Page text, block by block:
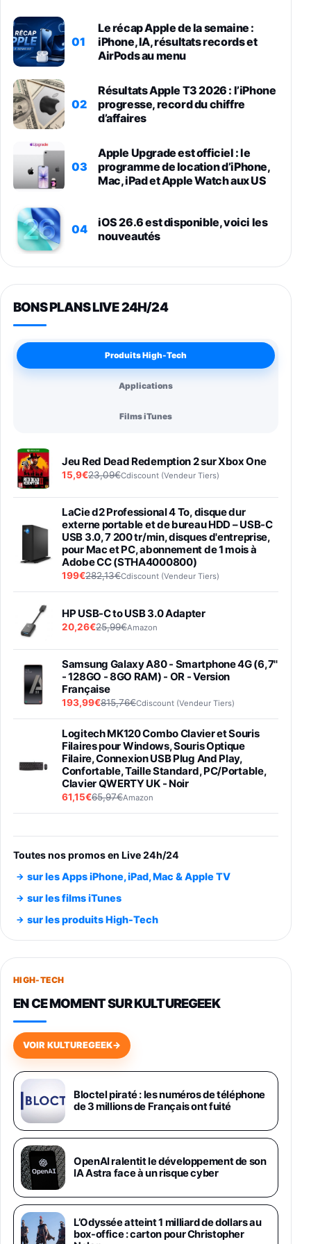
01
Le récap Apple de la semaine :
iPhone, IA, résultats records et
AirPods au menu
02
Résultats Apple T3 2026 : l’iPhone
progresse, record du chiffre
d’affaires
03
Apple Upgrade est officiel : le
programme de location d’iPhone,
Mac, iPad et Apple Watch aux US
04
iOS 26.6 est disponible, voici les
nouveautés
BONS PLANS LIVE 24H/24
Produits High-Tech
Applications
Films iTunes
Jeu Red Dead Redemption 2 sur Xbox One
15,9€23,09€Cdiscount (Vendeur Tiers)
LaCie d2 Professional 4 To, disque dur
externe portable et de bureau HDD – USB-C
USB 3.0, 7 200 tr/min, disques d'entreprise,
pour Mac et PC, abonnement de 1 mois à
Adobe CC (STHA4000800)
199€282,13€Cdiscount (Vendeur Tiers)
HP USB-C to USB 3.0 Adapter
20,26€25,99€Amazon
Samsung Galaxy A80 - Smartphone 4G (6,7''
- 128GO - 8GO RAM) - OR - Version
Française
193,99€815,76€Cdiscount (Vendeur Tiers)
Logitech MK120 Combo Clavier et Souris
Filaires pour Windows, Souris Optique
Filaire, Connexion USB Plug And Play,
Confortable, Taille Standard, PC/Portable,
Clavier QWERTY UK - Noir
61,15€65,97€Amazon
entraénement direct 3 vitesses (33-45-78
trs/min) avec pre-ampli intégré et port USB
Smartphone SAMSUNG Galaxy S26 Ultra
891,99€1199€Fnac (Vendeur Tiers)
Smartphone SAMSUNG Galaxy S26+ Violet
749,99€
648,63€834,71€
Samsung Galaxy Miracle Ultra, Smartphone
Android 5G avec Galaxy AI, 512 Go,
Chargeur Secteur Rapide 25W Inclus,
Smartphone déverrouillé, Noir, Version FR
1019€
Galaxy S26 Ultra 512 Go Bleu
1019€1399€Fnac (Vendeur Tiers)
Galaxy S26 Ultra 256 Go Violet
892€1199€Fnac (Vendeur Tiers)
Toutes nos promos en Live 24h/24
sur les Apps iPhone, iPad, Mac & Apple TV
sur les films iTunes
sur les produits High-Tech
HIGH-TECH
EN CE MOMENT SUR KULTUREGEEK
VOIR KULTUREGEEK→
Bloctel piraté : les numéros de téléphone
de 3 millions de Français ont fuité
OpenAI ralentit le développement de son
IA Astra face à un risque cyber
L’Odyssée atteint 1 milliard de dollars au
box-office : carton pour Christopher